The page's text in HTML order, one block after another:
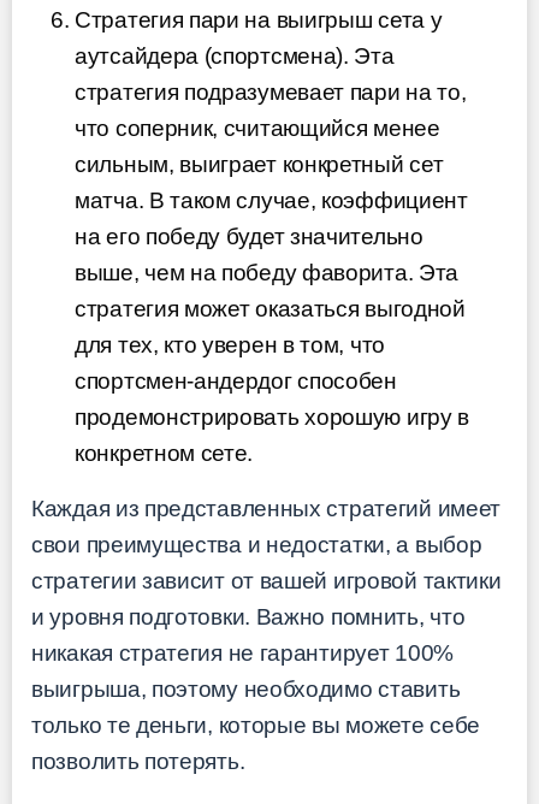
Стратегия пари на выигрыш сета у
аутсайдера (спортсмена). Эта
стратегия подразумевает пари на то,
что соперник, считающийся менее
сильным, выиграет конкретный сет
матча. В таком случае, коэффициент
на его победу будет значительно
выше, чем на победу фаворита. Эта
стратегия может оказаться выгодной
для тех, кто уверен в том, что
спортсмен-андердог способен
продемонстрировать хорошую игру в
конкретном сете.
Каждая из представленных стратегий имеет
свои преимущества и недостатки, а выбор
стратегии зависит от вашей игровой тактики
и уровня подготовки. Важно помнить, что
никакая стратегия не гарантирует 100%
выигрыша, поэтому необходимо ставить
только те деньги, которые вы можете себе
позволить потерять.